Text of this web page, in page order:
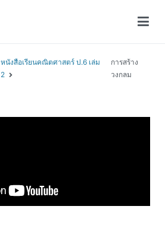
หนังสือเรียนคณิตศาสตร์ ป.6 เล่ม
2
การสร้าง
วงกลม